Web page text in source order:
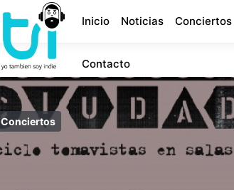
Inicio Noticias Conciertos
Contacto
Conciertos